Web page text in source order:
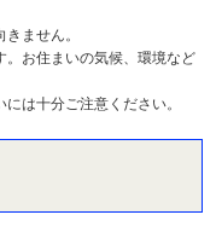
ません。
お住まいの気候、環境など
は十分ご注意ください。